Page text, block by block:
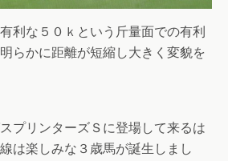
利な５０ｋという斤量面での有利
らかに距離が短縮し大きく変貌を
プリンターズＳに登場して来るは
は楽しみな３歳馬が誕生しまし